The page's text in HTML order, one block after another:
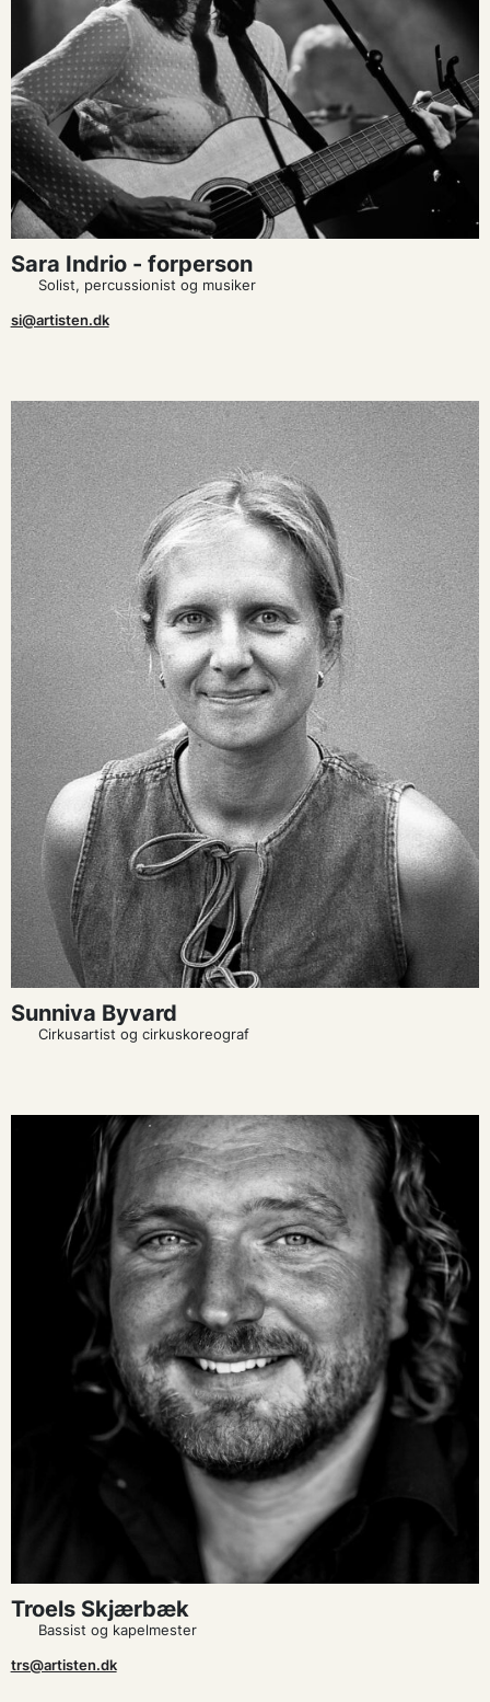
Sara Indrio - forperson
Solist, percussionist og musiker
si@artisten.dk
Sunniva Byvard
Cirkusartist og cirkuskoreograf
Troels Skjærbæk
Bassist og kapelmester
trs@artisten.dk